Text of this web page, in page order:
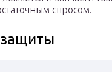
спросом.